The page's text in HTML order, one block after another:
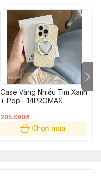
Case Vàng Nhiều Tim Xanh
+ Pop - 14PROMAX
205.000đ
Chọn mua